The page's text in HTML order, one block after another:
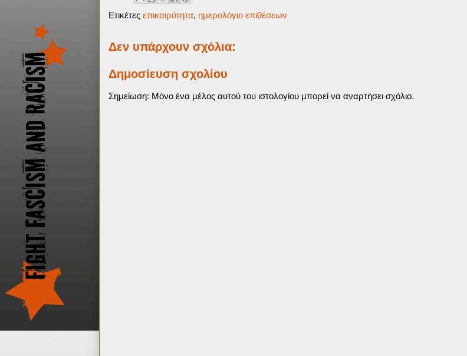
Ετικέτες επικαιρότητα, ημερολόγιο επιθέσεων
Δεν υπάρχουν σχόλια:
Δημοσίευση σχολίου
Σημείωση: Μόνο ένα μέλος αυτού του ιστολογίου μπορεί να αναρτήσει σχόλιο.